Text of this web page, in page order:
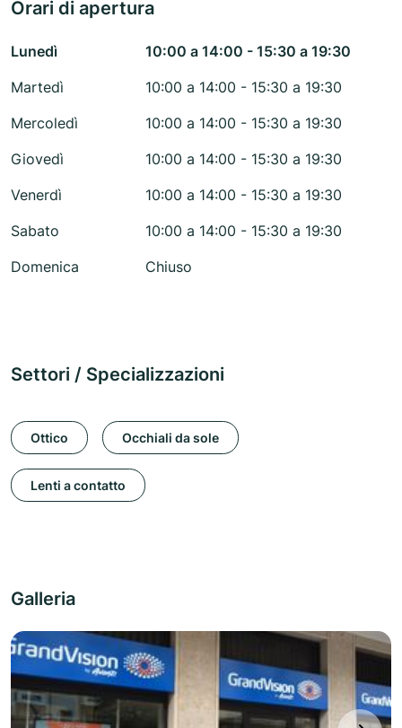
Orari di apertura
Lunedì
10:00 a 14:00 - 15:30 a 19:30
Martedì
10:00 a 14:00 - 15:30 a 19:30
Mercoledì
10:00 a 14:00 - 15:30 a 19:30
Giovedì
10:00 a 14:00 - 15:30 a 19:30
Venerdì
10:00 a 14:00 - 15:30 a 19:30
Sabato
10:00 a 14:00 - 15:30 a 19:30
Domenica
Chiuso
Settori / Specializzazioni
Ottico Occhiali da sole
Lenti a contatto
Galleria